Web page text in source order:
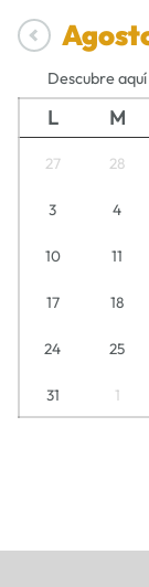
Descubre
L M
27 28
3 4
10 11
17 18
24 25
31 1